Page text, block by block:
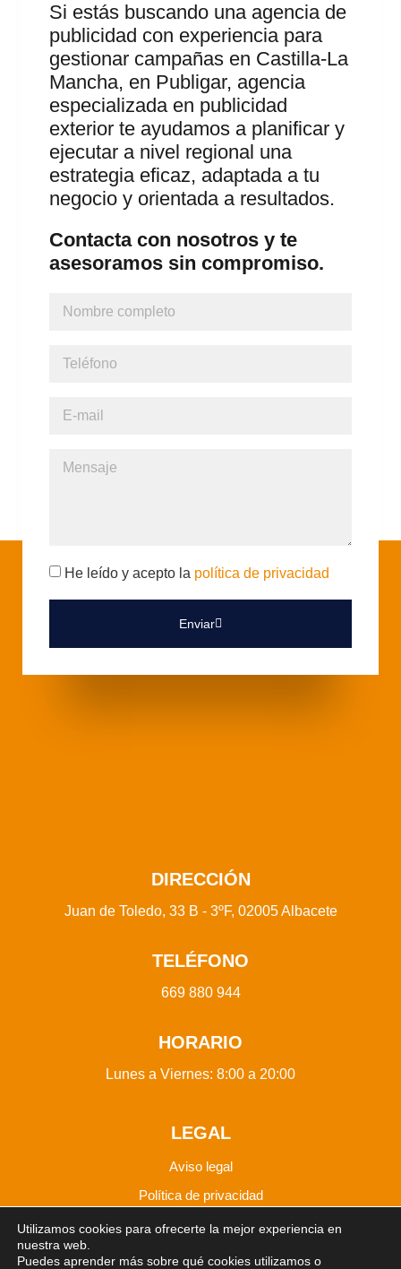
Si estás buscando una agencia de
publicidad con experiencia para
gestionar campañas en Castilla-La
Mancha, en Publigar, agencia
especializada en publicidad
exterior te ayudamos a planificar y
ejecutar a nivel regional una
estrategia eficaz, adaptada a tu
negocio y orientada a resultados.
Contacta con nosotros y te
asesoramos sin compromiso.
He leído y acepto la política de privacidad
Enviar
DIRECCIÓN
Juan de Toledo, 33 B - 3ºF, 02005 Albacete
TELÉFONO
669 880 944
HORARIO
Lunes a Viernes: 8:00 a 20:00
LEGAL
Aviso legal
Política de privacidad
Política de Cookies
Utilizamos cookies para ofrecerte la mejor experiencia en
nuestra web.
Puedes aprender más sobre qué cookies utilizamos o